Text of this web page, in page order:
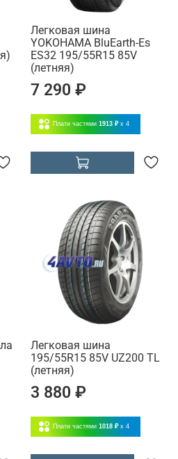
Легковая шина
YOKOHAMA BluEarth-Es
ES32 195/55R15 85V
(летняя)
7 290 ₽
Плати частями 1913 ₽ x 4
Легковая шина
195/55R15 85V UZ200 TL
(летняя)
3 880 ₽
Плати частями 1018 ₽ x 4